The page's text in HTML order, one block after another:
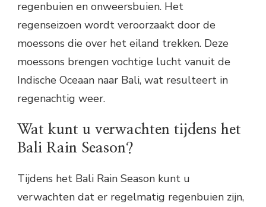
regenbuien en onweersbuien. Het
regenseizoen wordt veroorzaakt door de
moessons die over het eiland trekken. Deze
moessons brengen vochtige lucht vanuit de
Indische Oceaan naar Bali, wat resulteert in
regenachtig weer.
Wat kunt u verwachten tijdens het
Bali Rain Season?
Tijdens het Bali Rain Season kunt u
verwachten dat er regelmatig regenbuien zijn,